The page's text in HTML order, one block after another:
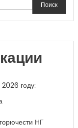
Поиск
году:
НГ